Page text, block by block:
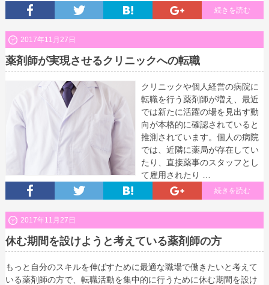
続きを読む
2017年11月27日
薬剤師が実現させるクリニックへの転職
クリニックや個人経営の病院に
転職を行う薬剤師が増え、最近
では新たに活躍の場を見出す動
向が本格的に確認されていると
推測されています。個人の病院
では、近隣に薬局が存在してい
たり、直接薬事のスタッフとし
て雇用されたり …
続きを読む
2017年11月27日
休む期間を設けようと考えている薬剤師の方
もっと自分のスキルを伸ばすために最適な職場で働きたいと考えて
いる薬剤師の方で、転職活動を集中的に行うために休む期間を設け